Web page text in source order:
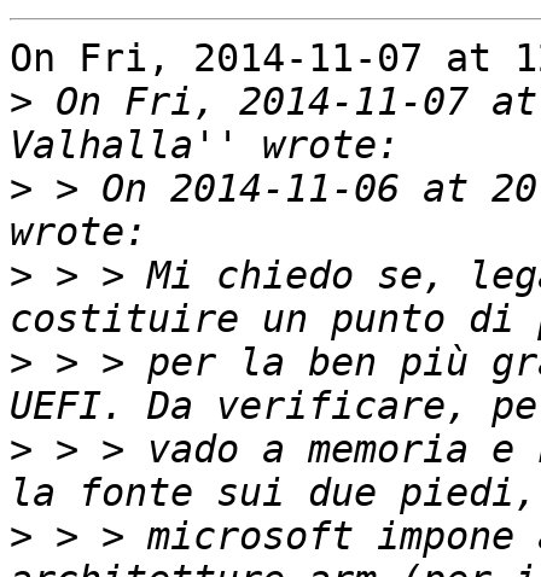
On Fri, 2014-11-07 at
> On Fri, 2014-11-07
> > On 2014-11-06 at
> > > Mi chiedo se,
> > > per la ben più
> > > vado a memoria
> > > microsoft